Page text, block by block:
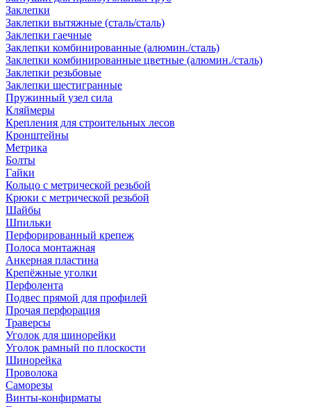
Заклепки
Заклепки вытяжные (сталь/сталь)
Заклепки гаечные
Заклепки комбинированные (алюмин./сталь)
Заклепки комбинированные цветные (алюмин./сталь)
Заклепки резьбовые
Заклепки шестигранные
Пружинный узел сила
Кляймеры
Крепления для строительных лесов
Кронштейны
Метрика
Болты
Гайки
Кольцо с метрической резьбой
Крюки с метрической резьбой
Шайбы
Шпильки
Перфорированный крепеж
Полоса монтажная
Анкерная пластина
Крепёжные уголки
Перфолента
Подвес прямой для профилей
Прочая перфорация
Траверсы
Уголок для шинорейки
Уголок рамный по плоскости
Шинорейка
Проволока
Саморезы
Винты-конфирматы